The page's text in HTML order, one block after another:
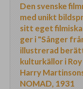
Den svenske
med unikt
sitt eget
ger i "Sånger
illustrerad
kulturkällor i
Harry
NOMAD, 1931